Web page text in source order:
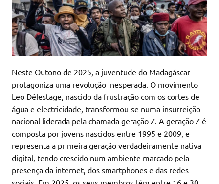
Neste Outono de 2025, a juventude do Madagáscar
protagoniza uma revolução inesperada. O movimento
Leo Délestage, nascido da frustração com os cortes de
água e electricidade, transformou-se numa insurreição
nacional liderada pela chamada geração Z. A geração Z é
composta por jovens nascidos entre 1995 e 2009, e
representa a primeira geração verdadeiramente nativa
digital, tendo crescido num ambiente marcado pela
presença da internet, dos smartphones e das redes
sociais. Em 2025, os seus membros têm entre 16 e 30